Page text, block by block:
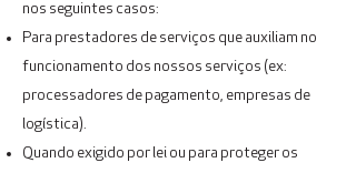
nos seguintes casos:
Para prestadores de serviços que auxiliam no
funcionamento dos nossos serviços (ex:
processadores de pagamento, empresas de
logística).
Quando exigido por lei ou para proteger os